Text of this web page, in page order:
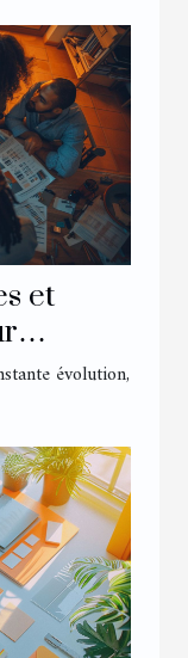
et
d'achat
évolution,